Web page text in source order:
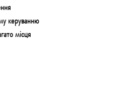
керуванню
місця